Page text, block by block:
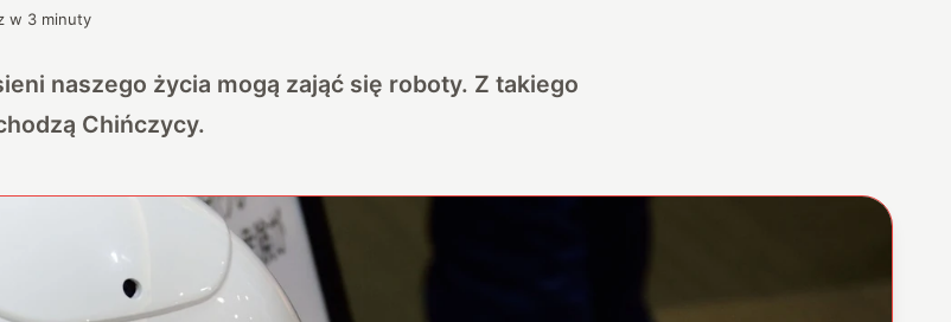
w 3 minuty
naszego życia mogą zająć się roboty. Z takiego
Chińczycy.